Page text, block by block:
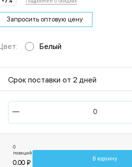
Запросить оптовую цену
Белый
Срок поставки от 2 дней
0
позиций
0,00 ₽
В корзину